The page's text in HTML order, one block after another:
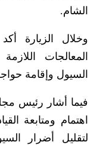
الشام.
وخلال الزيارة
المعالجات
السيول وإقامة
فيما أشار رئيس
اهتمام ومتابعة
لتقليل أضرار